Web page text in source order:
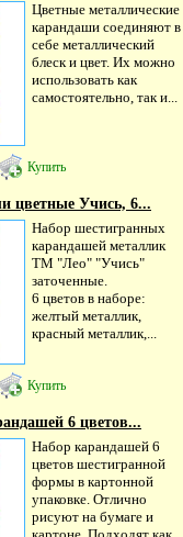
Цветные металлические
карандаши соединяют в
себе металлический
блеск и цвет. Их можно
использовать как
самостоятельно, так и...
Купить
цветные Учись, 6...
Набор шестигранных
карандашей металлик
ТМ "Лео" "Учись"
заточенные.
6 цветов в наборе:
желтый металлик,
красный металлик,...
Купить
6 цветов...
Набор карандашей 6
цветов шестигранной
формы в картонной
упаковке. Отлично
рисуют на бумаге и